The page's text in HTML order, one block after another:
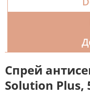
Спрей
Solution Plus,